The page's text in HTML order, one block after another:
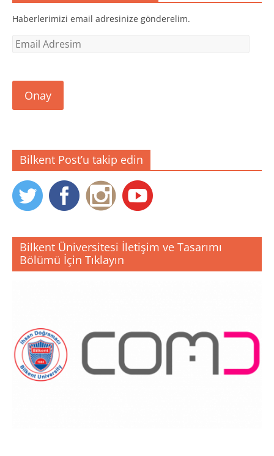
Haberlerimizi email adresinize gönderelim.
Email
Onay
Bilkent Post’u takip edin
Bilkent Üniversitesi İletişim ve Tasarımı
Bölümü İçin Tıklayın